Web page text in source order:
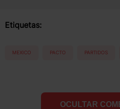
Etiquetas:
MEXICO PACTO PARTIDOS
OCULTAR